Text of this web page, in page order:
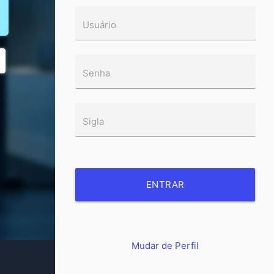
Usuário
Senha
Sigla
ENTRAR
Mudar de Perfil